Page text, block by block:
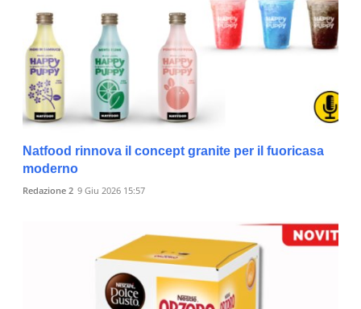
Natfood rinnova il concept granite per il fuoricasa
moderno
Redazione 2 9 Giu 2026 15:57